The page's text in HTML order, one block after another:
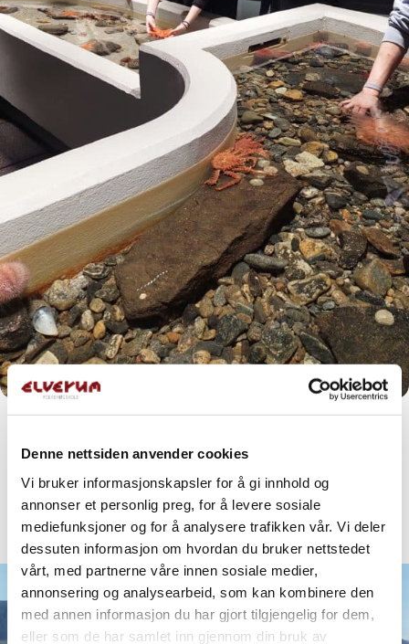
Denne nettsiden anvender cookies
Vi bruker informasjonskapsler for å gi innhold og
annonser et personlig preg, for å levere sosiale
mediefunksjoner og for å analysere trafikken vår. Vi deler
dessuten informasjon om hvordan du bruker nettstedet
vårt, med partnerne våre innen sosiale medier,
annonsering og analysearbeid, som kan kombinere den
med annen informasjon du har gjort tilgjengelig for dem,
eller som de har samlet inn gjennom din bruk av
We’re excited for Runde because of the puffins. But
about the different birds in the area. Even thoug we’re
tired, hiking up the steep mountain is no big deal. At the
top, we just take it all in…